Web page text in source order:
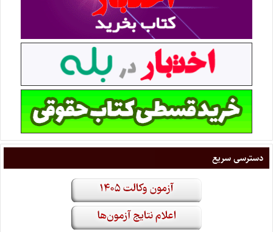
دسترسی سریع